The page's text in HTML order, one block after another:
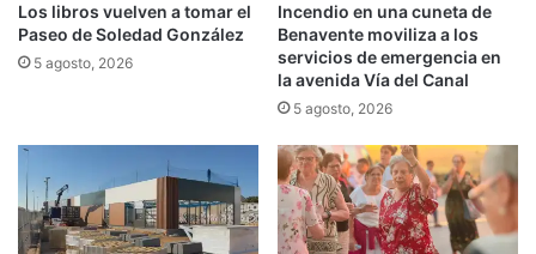
Los libros vuelven a tomar el
Paseo de Soledad González
5 agosto, 2026
Incendio en una cuneta de
Benavente moviliza a los
servicios de emergencia en
la avenida Vía del Canal
5 agosto, 2026